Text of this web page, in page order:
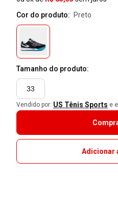
Cor do produto:
preto
Tamanho do produto:
33
Vendido por: US Tênis Sports e
Adicionar